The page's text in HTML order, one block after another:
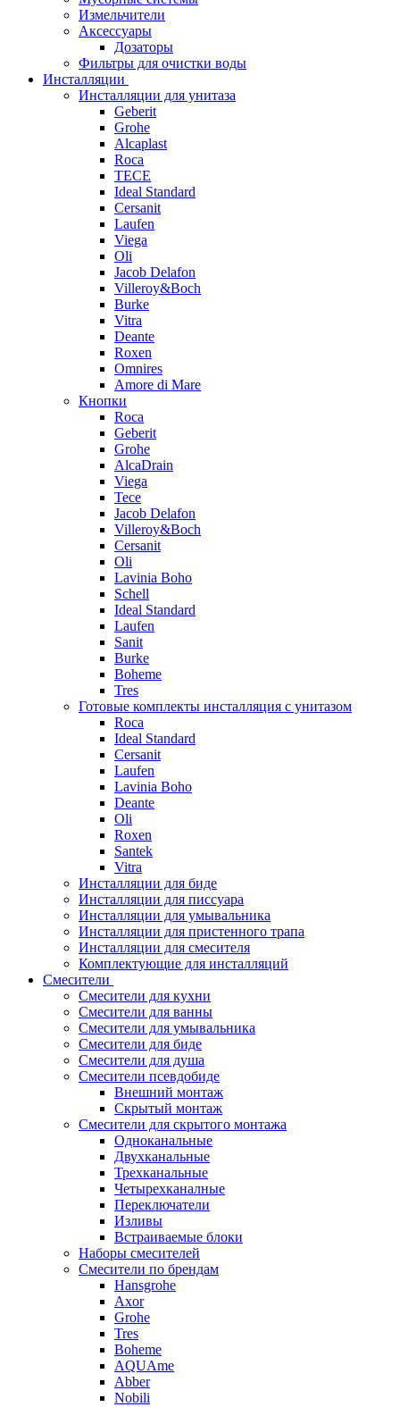
Измельчители
Аксессуары
Дозаторы
Фильтры для очистки воды
Инсталляции
Инсталляции для унитаза
Geberit
Grohe
Alcaplast
Roca
TECE
Ideal Standard
Cersanit
Laufen
Viega
Oli
Jacob Delafon
Villeroy&Boch
Burke
Vitra
Deante
Roxen
Omnires
Amore di Mare
Кнопки
Roca
Geberit
Grohe
AlcaDrain
Viega
Tece
Jacob Delafon
Villeroy&Boch
Cersanit
Oli
Lavinia Boho
Schell
Ideal Standard
Laufen
Sanit
Burke
Boheme
Tres
Готовые комплекты инсталляция с унитазом
Roca
Ideal Standard
Cersanit
Laufen
Lavinia Boho
Deante
Oli
Roxen
Santek
Vitra
Инсталляции для биде
Инсталляции для писсуара
Инсталляции для умывальника
Инсталляции для пристенного трапа
Инсталляции для смесителя
Комплектующие для инсталляций
Смесители
Смесители для кухни
Смесители для ванны
Смесители для умывальника
Смесители для биде
Смесители для душа
Смесители псевдобиде
Внешний монтаж
Скрытый монтаж
Смесители для скрытого монтажа
Одноканальные
Двухканальные
Трехканальные
Четырехканалные
Переключатели
Изливы
Встраиваемые блоки
Наборы смесителей
Смесители по брендам
Hansgrohe
Axor
Grohe
Tres
Boheme
AQUAme
Abber
Nobili